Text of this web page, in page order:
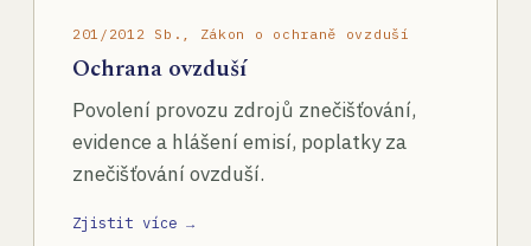
201/2012 Sb., Zákon o ochraně ovzduší
Ochrana ovzduší
Povolení provozu zdrojů znečišťování,
evidence a hlášení emisí, poplatky za
znečišťování ovzduší.
Zjistit více →